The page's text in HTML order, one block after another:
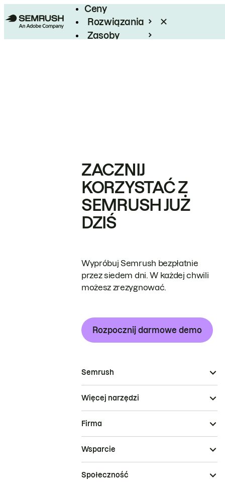
Ceny
Rozwiązania
Zasoby
ZACZNIJ
KORZYSTAĆ Z
SEMRUSH JUŻ
DZIŚ
Wypróbuj Semrush bezpłatnie
przez siedem dni. W każdej chwili
możesz zrezygnować.
Rozpocznij darmowe demo
Semrush
Więcej narzędzi
Firma
Wsparcie
Społeczność